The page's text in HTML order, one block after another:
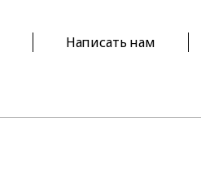
Написать нам